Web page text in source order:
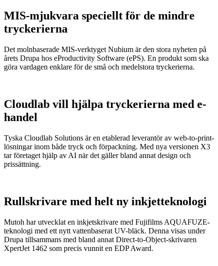
MIS-mjukvara speciellt för de mindre
tryckerierna
Det molnbaserade MIS-verktyget Nubium är den stora nyheten på
årets Drupa hos eProductivity Software (ePS). En produkt som ska
göra vardagen enklare för de små och medelstora tryckerierna.
Cloudlab vill hjälpa tryckerierna med e-
handel
Tyska Cloudlab Solutions är en etablerad leverantör av web-to-print-
lösningar inom både tryck och förpackning. Med nya versionen X3
tar företaget hjälp av AI när det gäller bland annat design och
prissättning.
Rullskrivare med helt ny inkjetteknologi
Mutoh har utvecklat en inkjetskrivare med Fujifilms AQUAFUZE-
teknologi med ett nytt vattenbaserat UV-bläck. Denna visas under
Drupa tillsammans med bland annat Direct-to-Object-skrivaren
XpertJet 1462 som precis vunnit en EDP Award.